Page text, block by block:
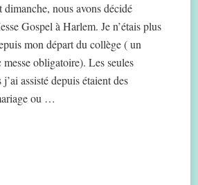
dimanche, nous avons décidé
Gospel à Harlem. Je n’étais plus
mon départ du collège ( un
obligatoire). Les seules
assisté depuis étaient des
ou …